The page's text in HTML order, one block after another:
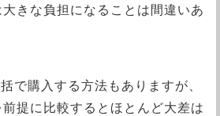
きな負担になることは間違いあ
で購入する方法もありますが、
提に比較するとほとんど大差は